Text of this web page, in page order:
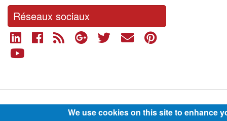
Réseaux sociaux
We use cookies on this site to enhance